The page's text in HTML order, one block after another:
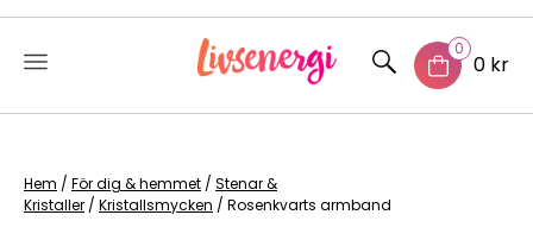
content
0
0 kr
Hem / För dig & hemmet / Stenar &
Kristaller / Kristallsmycken / Rosenkvarts armband